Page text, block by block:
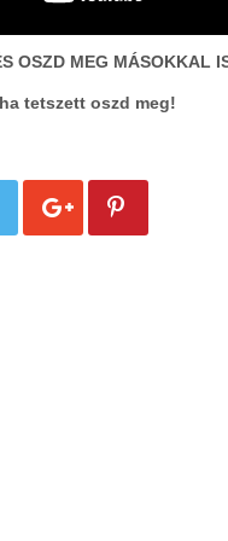
OSZD MEG MÁSOKKAL
tetszett oszd meg!